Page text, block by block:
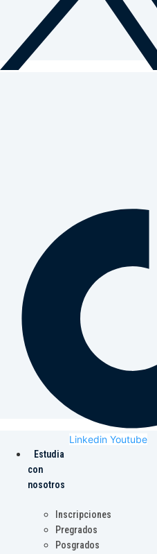
Linkedin Youtube
Estudia
con
nosotros
Inscripciones
Pregrados
Posgrados